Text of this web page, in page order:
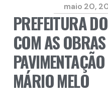
maio 20,
PREFEITURA
COM AS
MÁRIO MELO